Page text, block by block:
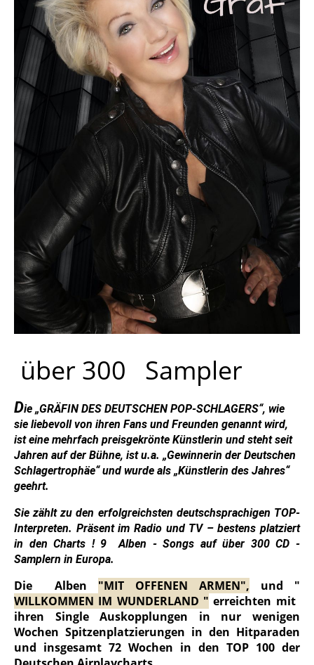
über 300 Sampler
Die „GRÄFIN DES DEUTSCHEN POP-SCHLAGERS“, wie
sie liebevoll von ihren Fans und Freunden genannt wird,
ist eine mehrfach preisgekrönte Künstlerin und steht seit
Jahren auf der Bühne, ist u.a. „Gewinnerin der Deutschen
Schlagertrophäe“ und wurde als „Künstlerin des Jahres“
geehrt.
Sie zählt zu den erfolgreichsten deutschsprachigen TOP-
Interpreten. Präsent im Radio und TV – bestens platziert
in den Charts ! 9 Alben - Songs auf über 300 CD -
Samplern in Europa.
Die Alben "MIT OFFENEN ARMEN", und "
WILLKOMMEN IM WUNDERLAND " erreichten mit
ihren Single Auskopplungen in nur wenigen
Wochen Spitzenplatzierungen in den Hitparaden
und insgesamt 72 Wochen in den TOP 100 der